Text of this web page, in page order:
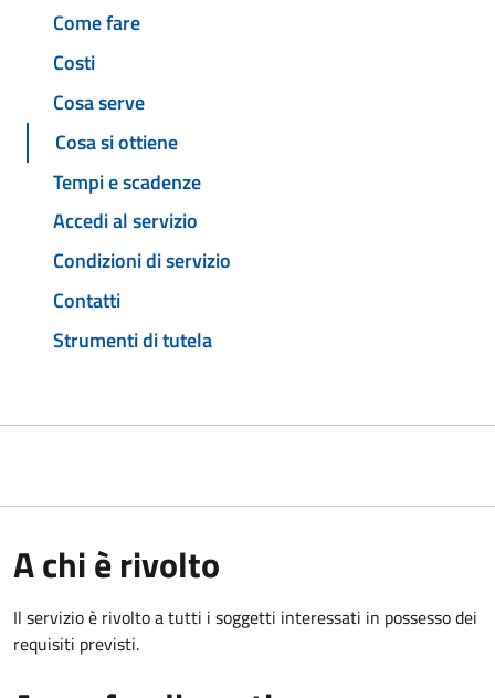
Come fare
Costi
Cosa serve
Cosa si ottiene
Tempi e scadenze
Accedi al servizio
Condizioni di servizio
Contatti
Strumenti di tutela
A chi è rivolto
Il servizio è rivolto a tutti i soggetti interessati in possesso dei
requisiti previsti.